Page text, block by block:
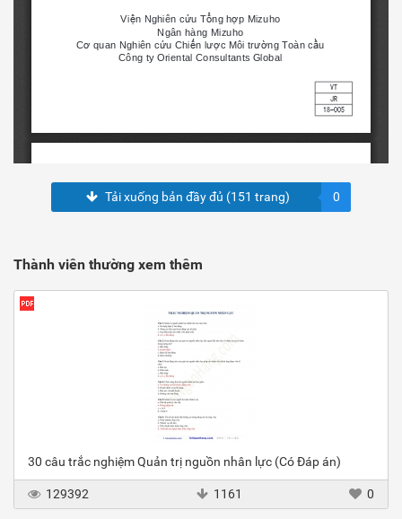
Tải xuống bản đầy đủ (151 trang) 0
Thành viên thường xem thêm
30 câu trắc nghiệm Quản trị nguồn nhân lực (Có Đáp án)
129392 1161 0